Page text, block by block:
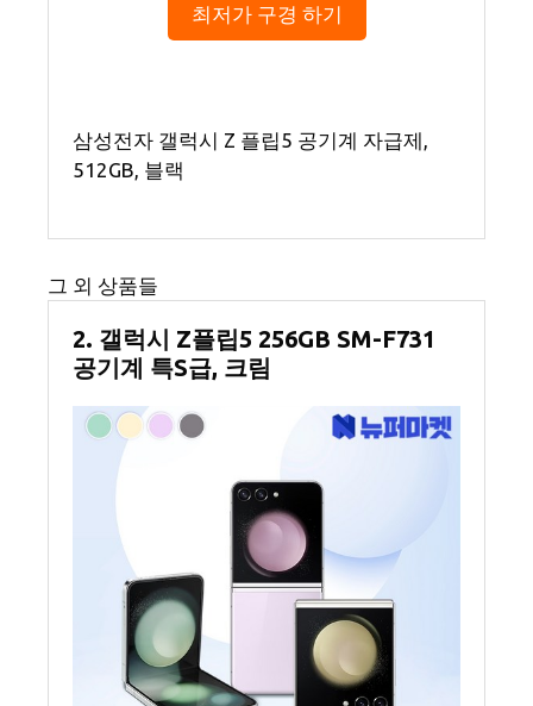
최저가 구경 하기
삼성전자 갤럭시 Z 플립5 공기계 자급제,
512GB, 블랙
그 외 상품들
2. 갤럭시 Z플립5 256GB SM-F731
공기계 특S급, 크림